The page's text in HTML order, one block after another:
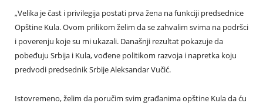
„Velika je čast i privilegija postati prva žena na funkciji predsednice
Opštine Kula. Ovom prilikom želim da se zahvalim svima na podršci
i poverenju koje su mi ukazali. Današnji rezultat pokazuje da
pobeđuju Srbija i Kula, vođene politikom razvoja i napretka koju
predvodi predsednik Srbije Aleksandar Vučić.
Istovremeno, želim da poručim svim građanima opštine Kula da ću